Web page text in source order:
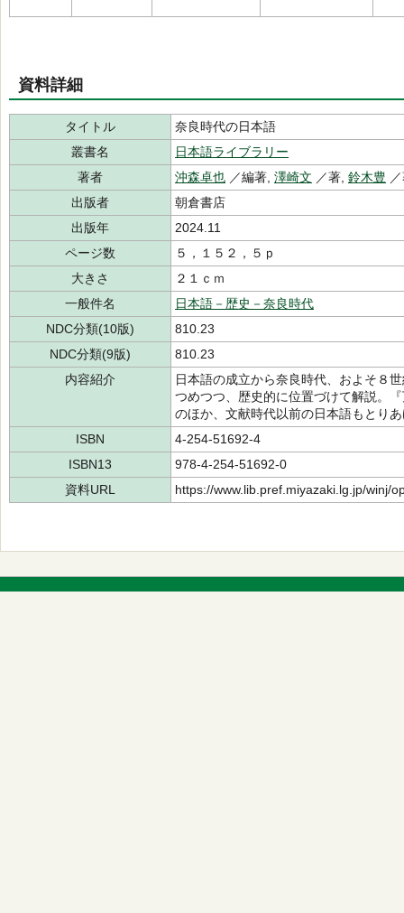
資料詳細
タイトル
奈良時代の日本語
叢書名
日本語ライブラリー
著者
沖森卓也 ／編著, 澤崎文 ／著, 鈴木豊
出版者
朝倉書店
出版年
2024.11
ページ数
５，１５２，５ｐ
大きさ
２１ｃｍ
一般件名
日本語－歴史－奈良時代
NDC分類(10版)
810.23
NDC分類(9版)
810.23
内容紹介
日本語の成立から奈良時代、およそ８
つめつつ、歴史的に位置づけて解説。
のほか、文献時代以前の日本語もとり
ISBN
4-254-51692-4
ISBN13
978-4-254-51692-0
資料URL
https://www.lib.pref.miyazaki.lg.jp/winj/